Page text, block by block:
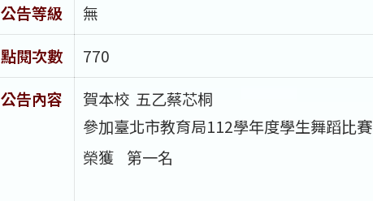
公告等級
無
點閱次數
770
公告內容
賀本校 五乙蔡芯桐
參加臺北市教育局112學年度學生舞蹈比賽
榮獲 第一名